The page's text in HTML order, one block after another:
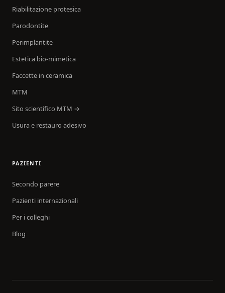
Riabilitazione protesica
Parodontite
Perimplantite
Estetica bio-mimetica
Faccette in ceramica
MTM
Sito scientifico MTM →
Usura e restauro adesivo
PAZIENTI
Secondo parere
Pazienti internazionali
Per i colleghi
Blog